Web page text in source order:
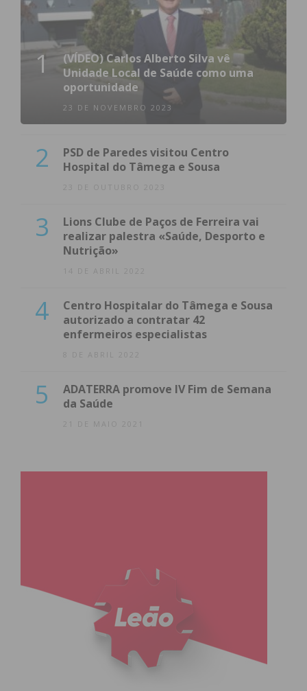
1
(VÍDEO) Carlos Alberto Silva vê
Unidade Local de Saúde como uma
oportunidade
23 DE NOVEMBRO 2023
2
PSD de Paredes visitou Centro
Hospital do Tâmega e Sousa
23 DE OUTUBRO 2023
3
Lions Clube de Paços de Ferreira vai
realizar palestra «Saúde, Desporto e
Nutrição»
14 DE ABRIL 2022
4
Centro Hospitalar do Tâmega e Sousa
autorizado a contratar 42
enfermeiros especialistas
8 DE ABRIL 2022
5
ADATERRA promove IV Fim de Semana
da Saúde
21 DE MAIO 2021